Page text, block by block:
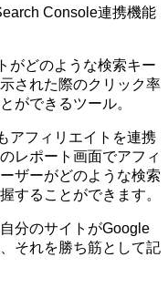
Console連携機能
がどのような検索キー
された際のクリック率
ができるツール。
アフィリエイトを連携
レポート画面でアフィ
ザーがどのような検索
することができます。
分のサイトがGoogle
それを勝ち筋として記